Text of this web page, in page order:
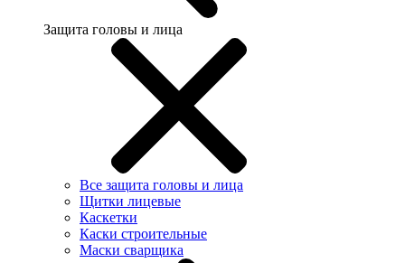
Защита головы и лица
Все защита головы и лица
Щитки лицевые
Каскетки
Каски строительные
Маски сварщика